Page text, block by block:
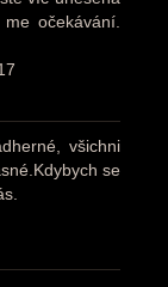
očekávání.
všichni
se